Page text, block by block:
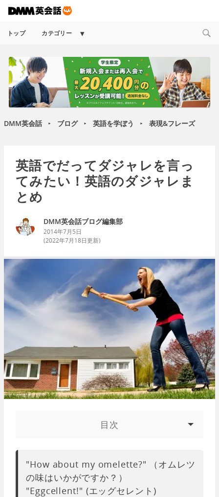
トップ カテゴリー
Expand
menu
DMM英会話 ► ブログ ► 英語を学ぼう ► 表現&フレーズ
英語でだってダジャレを言っ
てみたい！英語のダジャレま
とめ
DMM英会話ブログ編集部
2014年7月5日
(2022年7月18日更新)
目次
"How about my omelette?" （オムレツ
の味はいかがですか？）
"Eggcellent!" (エッグセレント)